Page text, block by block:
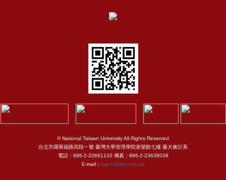
© National Taiwan University All Rights Reserved
台北市羅斯福路四段一號 臺灣大學管理學院壹號館七樓 臺大會計系
電話：886-2-33661110 傳真：886-2-23638038
E-mail： macct@ntu.edu.tw